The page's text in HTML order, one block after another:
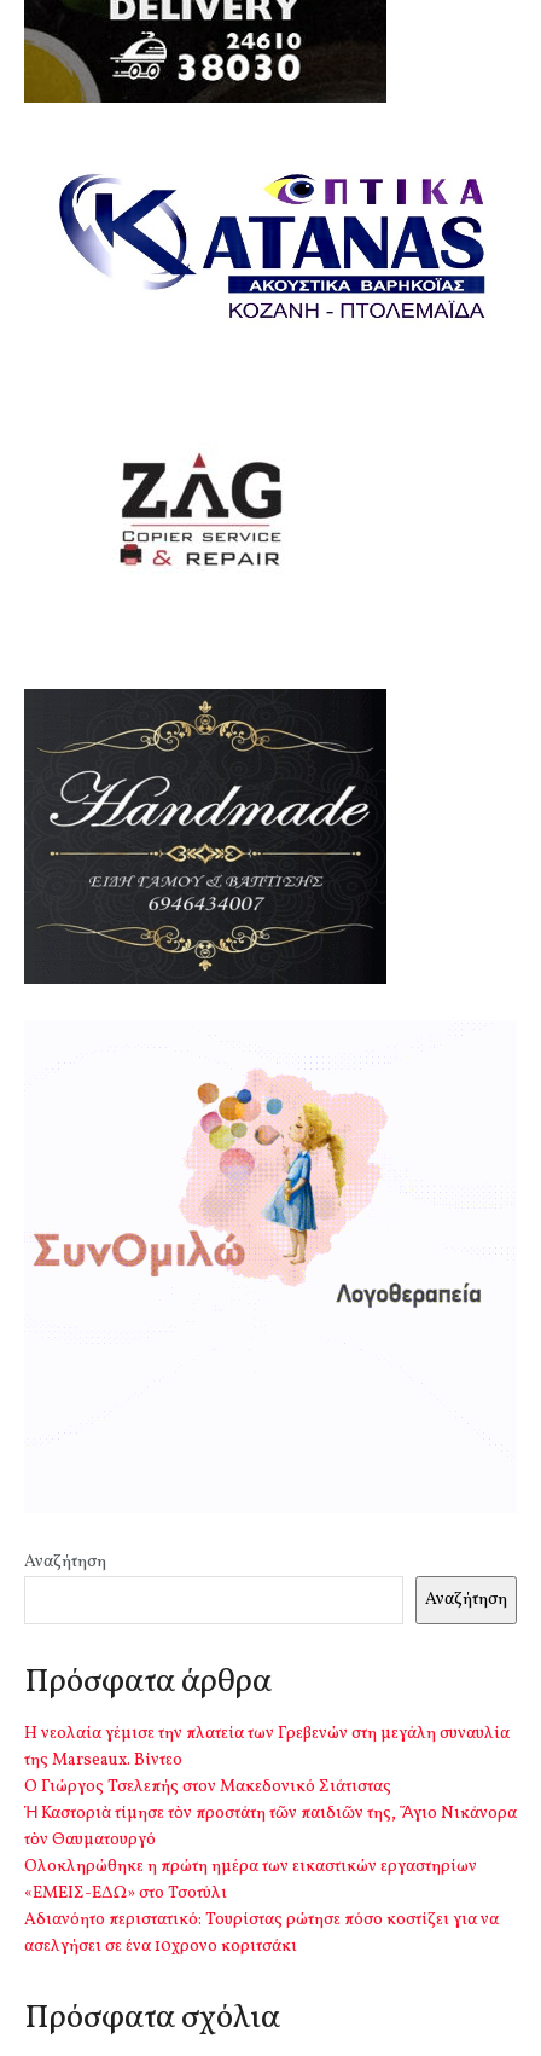
Αναζήτηση
Αναζήτηση
Πρόσφατα άρθρα
Η νεολαία γέμισε την πλατεία των Γρεβενών στη μεγάλη συναυλία
της Marseaux. Βίντεο
Ο Γιώργος Τσελεπής στον Μακεδονικό Σιάτιστας
Ἡ Καστοριὰ τίμησε τὸν προστάτη τῶν παιδιῶν της, Ἅγιο Νικάνορα
τὸν Θαυματουργό
Ολοκληρώθηκε η πρώτη ημέρα των εικαστικών εργαστηρίων
«ΕΜΕΙΣ-ΕΔΩ» στο Τσοτύλι
Αδιανόητο περιστατικό: Τουρίστας ρώτησε πόσο κοστίζει για να
ασελγήσει σε ένα 10χρονο κοριτσάκι
Πρόσφατα σχόλια